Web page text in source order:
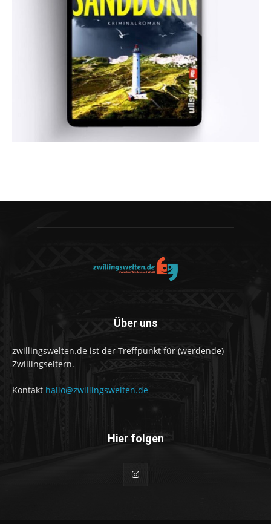
Über uns
zwillingswelten.de ist der Treffpunkt für (werdende)
Zwillingseltern.
Kontakt hallo@zwillingswelten.de
Hier folgen